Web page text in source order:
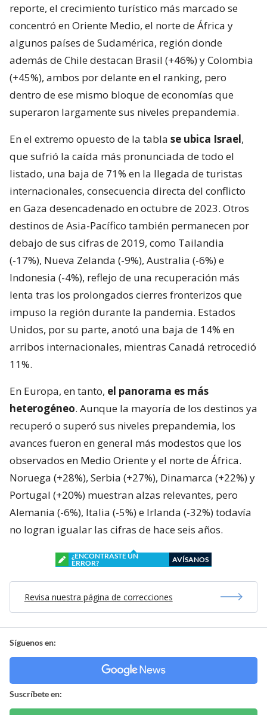
reporte, el crecimiento turístico más marcado se
concentró en Oriente Medio, el norte de África y
algunos países de Sudamérica, región donde
además de Chile destacan Brasil (+46%) y Colombia
(+45%), ambos por delante en el ranking, pero
dentro de ese mismo bloque de economías que
superaron largamente sus niveles prepandemia.
En el extremo opuesto de la tabla se ubica Israel,
que sufrió la caída más pronunciada de todo el
listado, una baja de 71% en la llegada de turistas
internacionales, consecuencia directa del conflicto
en Gaza desencadenado en octubre de 2023. Otros
destinos de Asia-Pacífico también permanecen por
debajo de sus cifras de 2019, como Tailandia
(-17%), Nueva Zelanda (-9%), Australia (-6%) e
Indonesia (-4%), reflejo de una recuperación más
lenta tras los prolongados cierres fronterizos que
impuso la región durante la pandemia. Estados
Unidos, por su parte, anotó una baja de 14% en
arribos internacionales, mientras Canadá retrocedió
11%.
En Europa, en tanto, el panorama es más
heterogéneo. Aunque la mayoría de los destinos ya
recuperó o superó sus niveles prepandemia, los
avances fueron en general más modestos que los
observados en Medio Oriente y el norte de África.
Noruega (+28%), Serbia (+27%), Dinamarca (+22%) y
Portugal (+20%) muestran alzas relevantes, pero
Alemania (-6%), Italia (-5%) e Irlanda (-32%) todavía
no logran igualar las cifras de hace seis años.
¿ENCONTRASTE UN
ERROR?
AVÍSANOS
Revisa nuestra página de correcciones
Síguenos en:
Suscríbete en: